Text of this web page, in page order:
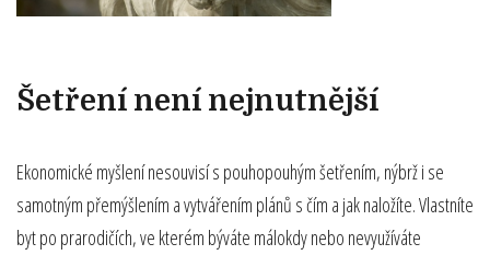
Šetření není nejnutnější
Ekonomické myšlení nesouvisí s pouhopouhým šetřením, nýbrž i se
samotným přemýšlením a vytvářením plánů s čím a jak naložíte. Vlastníte
byt po prarodičích, ve kterém býváte málokdy nebo nevyužíváte